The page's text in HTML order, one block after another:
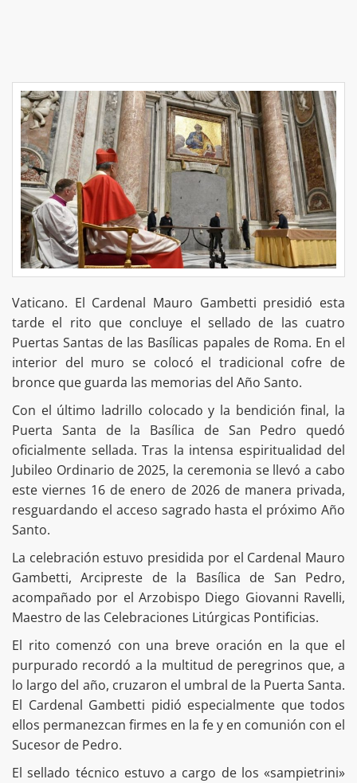
Vaticano. El Cardenal Mauro Gambetti presidió esta
tarde el rito que concluye el sellado de las cuatro
Puertas Santas de las Basílicas papales de Roma. En el
interior del muro se colocó el tradicional cofre de
bronce que guarda las memorias del Año Santo.
Con el último ladrillo colocado y la bendición final, la
Puerta Santa de la Basílica de San Pedro quedó
oficialmente sellada. Tras la intensa espiritualidad del
Jubileo Ordinario de 2025, la ceremonia se llevó a cabo
este viernes 16 de enero de 2026 de manera privada,
resguardando el acceso sagrado hasta el próximo Año
Santo.
La celebración estuvo presidida por el Cardenal Mauro
Gambetti, Arcipreste de la Basílica de San Pedro,
acompañado por el Arzobispo Diego Giovanni Ravelli,
Maestro de las Celebraciones Litúrgicas Pontificias.
El rito comenzó con una breve oración en la que el
purpurado recordó a la multitud de peregrinos que, a
lo largo del año, cruzaron el umbral de la Puerta Santa.
El Cardenal Gambetti pidió especialmente que todos
ellos permanezcan firmes en la fe y en comunión con el
Sucesor de Pedro.
El sellado técnico estuvo a cargo de los «sampietrini»